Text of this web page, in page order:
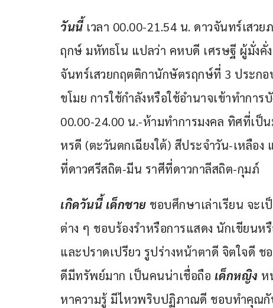
วันนี้ เวลา 00.00-21.54 น. ดาวจันทร์เส
ฤกษ์ มหัทธโน แปลว่า คหบดี เศรษฐี ผู้มั่งคั่
จันทร์เสวยกฤตติกานักษัตรฤกษ์ที่ 3 ประกอ
ขโมย การใช้กำลังหรือใช้อำนาจเข้าทำกา
00.00-24.00 น.-ห้ามทำการมงคล ทิศที่เป็
หรดี (ตะวันตกเฉียงใต้) สีประจำวัน-เหลือ
ที่ดาวศรีสถิต-มีน ราศีที่ดาวกาลีสถิต-กุมภ์
เกิดวันนี้ เด็กชาย ชอบศึกษาเล่าเรียน จะ
ต่าง ๆ ชอบร้องรำหรือการแสดง นักเขียน
และปราดเปรียว รูปร่างหน้าตาดี จิตใจดี
ดีมีทรัพย์มาก เป็นคนน่าเชื่อถือ เด็กหญิง ห
หาความรู้ มีไหวพริบปฏิภาณดี ชอบทำคุณกั